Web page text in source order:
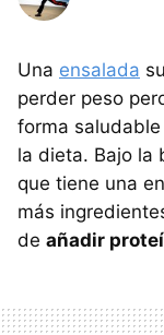
Una ensalada
perder peso
forma
la dieta. Bajo la
que tiene una
más
de añadir